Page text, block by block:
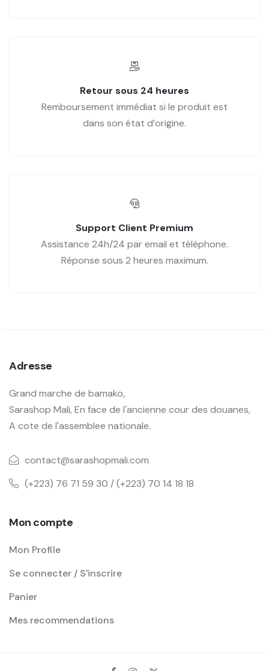
Retour sous 24 heures
Remboursement immédiat si le produit est
dans son état d’origine.
Support Client Premium
Assistance 24h/24 par email et téléphone.
Réponse sous 2 heures maximum.
Adresse
Grand marche de bamako,
Sarashop Mali, En face de l'ancienne cour des douanes,
A cote de l'assemblee nationale.
contact@sarashopmali.com
(+223) 76 71 59 30 / (+223) 70 14 18 18
Mon compte
Mon Profile
Se connecter / S'inscrire
Panier
Mes recommendations